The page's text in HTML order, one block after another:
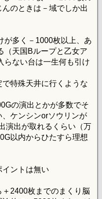
のときは－域でしか出
が多く－1000枚以上、あ
（天国Bループと乙女ア
らない台は一生何も引け
で特殊天井に行くような
の演出とかが多数でそ
ケンシンorソウリンが
演出が取れるくらい（万
以内からひたすら理想
ントは無い
2400枚までのまくり脳